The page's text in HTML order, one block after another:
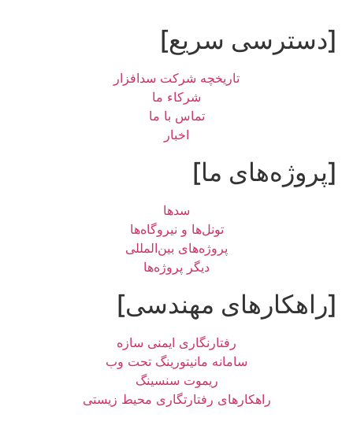
[دسترسی سریع]
تاریخچه شرکت سدافزار
شرکاء ما
تماس با ما
اخبار
[پروژه‌های ما]
سدها
تونل‌ها و نیروگاه‌ها
پروژه‌های بین‌المللی
دیگر پروژه‌ها
[راهکارهای مهندسی]
رفتارنگاری ایمنی سازه
سامانه مانیتورینگ تحت وب
ریموت سنسینگ
راهکارهای رفتارتگاری محیط زیستی